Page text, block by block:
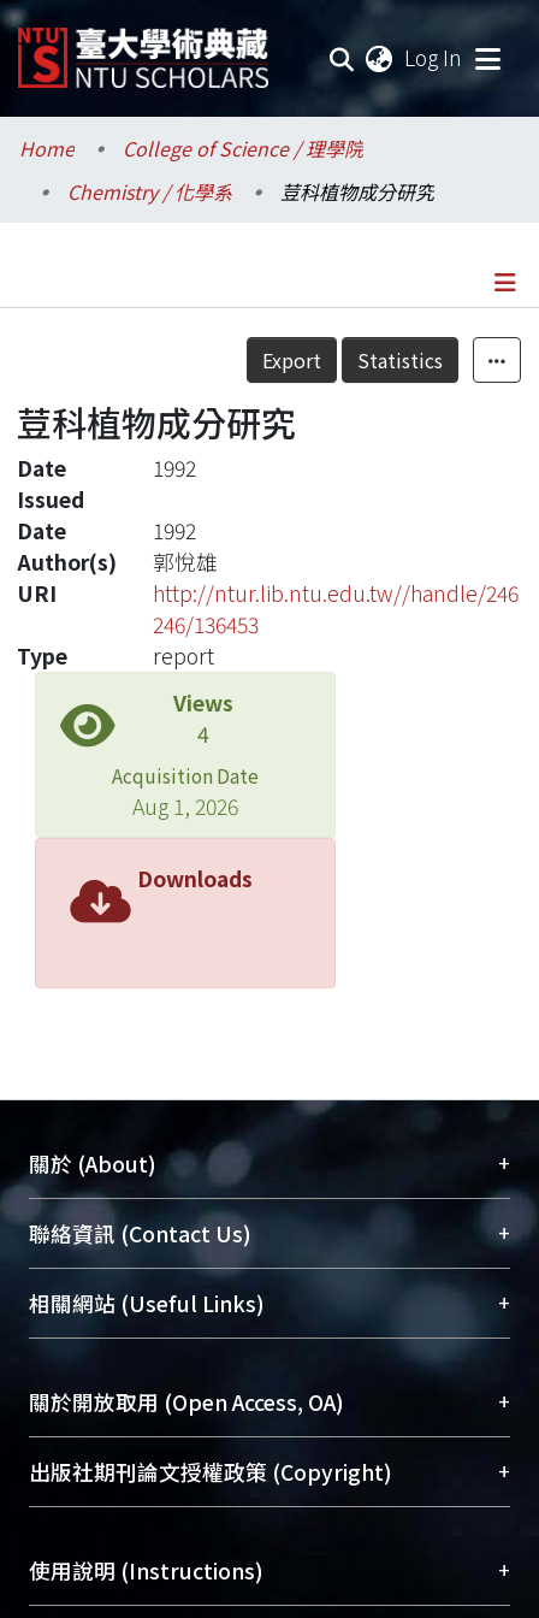
Log In
Communities & Collections
Research Outputs
Statistics
Home
College of Science / 理學院
Chemistry / 化學系
荳科植物成分研究
Details
Export Statistics
荳科植物成分研究
Date
Issued
1992
Date
1992
Author(s)
郭悅雄
URI
http://ntur.lib.ntu.edu.tw//handle/246
246/136453
Type
report
Views
4
Acquisition Date
Aug 1, 2026
Downloads
關於 (About) +
臺大位居世界頂尖大學之列，為永久珍藏及向國際
展現本校豐碩的研究成果及學術能量，圖書館整合
機構典藏（NTUR）與學術庫（AH）不同功能平
台，成為臺大學術典藏NTU scholars。期能整合研
究能量、促進交流合作、保存學術產出、推廣研究
成果。
To permanently archive and promote researcher
profiles and scholarly works, Library integrates the
services of “NTU Repository” with “Academic
聯絡資訊 (Contact Us) +
總館學科館員(Main Library)
醫學圖書館學科館員(Medical Library)
(Social
Sciences Library)
相關網站 (Useful Links) +
關於開放取用 (Open Access, OA) +
開放取用是從使用者角度提升資訊取用性的社會運
動，應用在學術研究上是透過將研究著作公開供使
用逐年攀升。同時可加速研究發展、提升研究影響
出版社期刊論文授權政策 (Copyright) +
含部分內容的版權非匯入者所有，或由第三方贊
助與合作完成，請確認該版權所有者及第三方同
使用說明 (Instructions) +